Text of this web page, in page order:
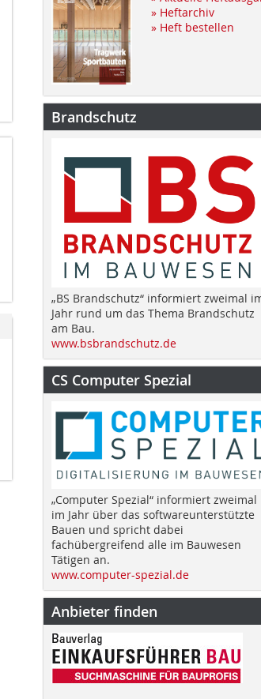
» Heftarchiv
» Heft bestellen
Brandschutz
„BS Brandschutz“ informiert zweimal
Jahr rund um das Thema Brandschutz
am Bau.
www.bsbrandschutz.de
CS Computer Spezial
„Computer Spezial“ informiert zweimal
im Jahr über das softwareunterstützte
Bauen und spricht dabei
fachübergreifend alle im Bauwesen
Tätigen an.
www.computer-spezial.de
Anbieter finden